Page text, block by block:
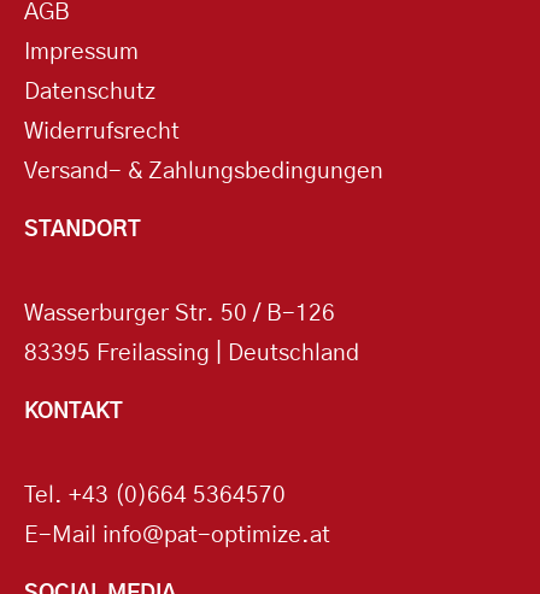
AGB
Impressum
Datenschutz
Widerrufsrecht
Versand- & Zahlungsbedingungen
STANDORT
Wasserburger Str. 50 / B-126
83395 Freilassing | Deutschland
KONTAKT
Tel. +43 (0)664 5364570
E-Mail info@pat-optimize.at